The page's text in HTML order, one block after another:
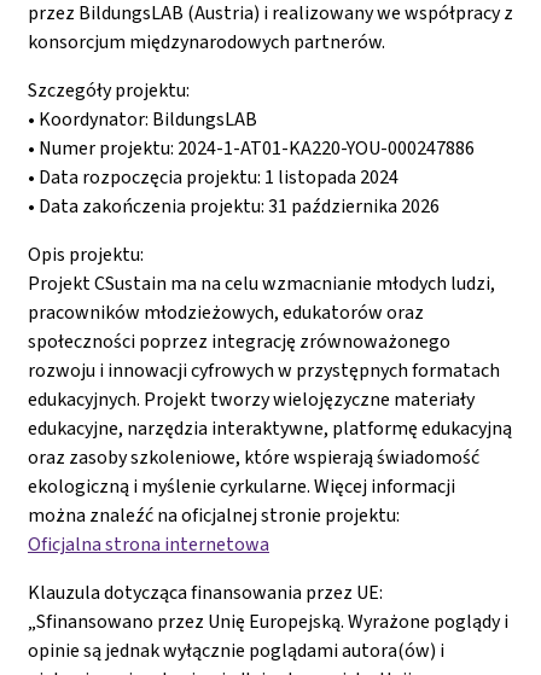
przez BildungsLAB (Austria) i realizowany we współpracy z
konsorcjum międzynarodowych partnerów.
Szczegóły projektu:
• Koordynator: BildungsLAB
• Numer projektu: 2024-1-AT01-KA220-YOU-000247886
• Data rozpoczęcia projektu: 1 listopada 2024
• Data zakończenia projektu: 31 października 2026
Opis projektu:
Projekt CSustain ma na celu wzmacnianie młodych ludzi,
pracowników młodzieżowych, edukatorów oraz
społeczności poprzez integrację zrównoważonego
rozwoju i innowacji cyfrowych w przystępnych formatach
edukacyjnych. Projekt tworzy wielojęzyczne materiały
edukacyjne, narzędzia interaktywne, platformę edukacyjną
oraz zasoby szkoleniowe, które wspierają świadomość
ekologiczną i myślenie cyrkularne. Więcej informacji
można znaleźć na oficjalnej stronie projektu:
Oficjalna strona internetowa
Klauzula dotycząca finansowania przez UE:
„Sfinansowano przez Unię Europejską. Wyrażone poglądy i
opinie są jednak wyłącznie poglądami autora(ów) i